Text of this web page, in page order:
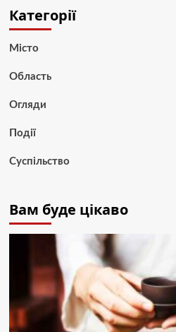
Категорії
Місто
Область
Огляди
Події
Суспільство
Вам буде цікаво